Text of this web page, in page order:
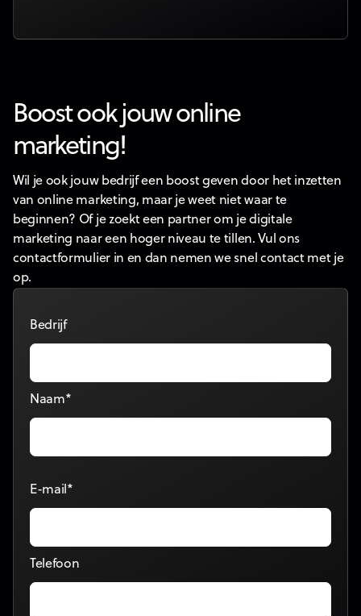
Boost ook jouw online
marketing!
Wil je ook jouw bedrijf een boost geven door het inzetten
van online marketing, maar je weet niet waar te
beginnen? Of je zoekt een partner om je digitale
marketing naar een hoger niveau te tillen. Vul ons
contactformulier in en dan nemen we snel contact met je
op.
Bedrijf
Naam*
E-mail*
Telefoon